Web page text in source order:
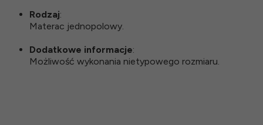
Rodzaj:
Materac jednopolowy.
Dodatkowe informacje:
Możliwość wykonania nietypowego rozmiaru.